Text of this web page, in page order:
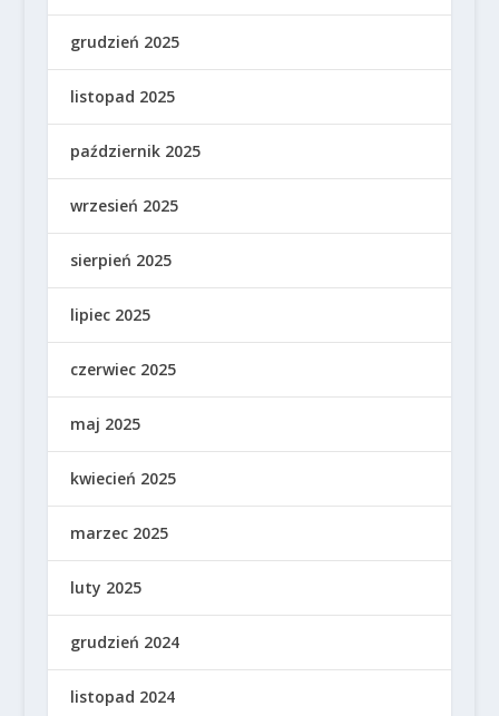
grudzień 2025
listopad 2025
październik 2025
wrzesień 2025
sierpień 2025
lipiec 2025
czerwiec 2025
maj 2025
kwiecień 2025
marzec 2025
luty 2025
grudzień 2024
listopad 2024